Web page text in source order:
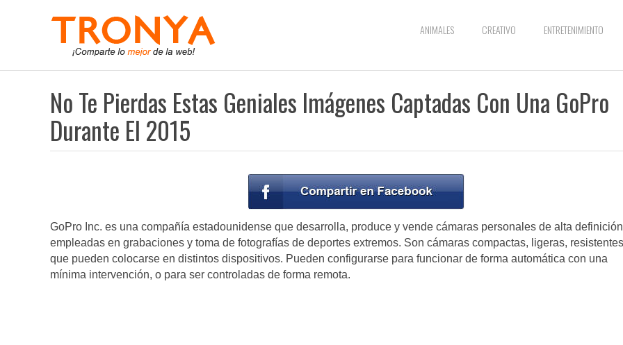
ANIMALES CREATIVO ENTRETENIMIENTO
No Te Pierdas Estas Geniales Imágenes Captadas Con Una GoPro
Durante El 2015
GoPro Inc. es una compañía estadounidense que desarrolla, produce y vende cámaras personales de alta
empleadas en grabaciones y toma de fotografías de deportes extremos. Son cámaras compactas, ligeras,
que pueden colocarse en distintos dispositivos. Pueden configurarse para funcionar de forma automática con una
mínima intervención, o para ser controladas de forma remota.